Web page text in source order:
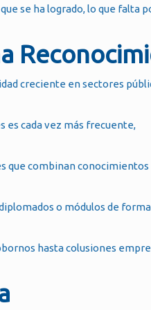
se ha logrado, lo que falta
creciente en sectores
es cada vez más frecuente,
que combinan conocimientos
o módulos de
hasta colusiones